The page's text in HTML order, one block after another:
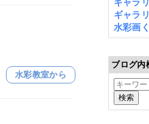
水彩教室から
ギャラ
水彩画
ブログ内